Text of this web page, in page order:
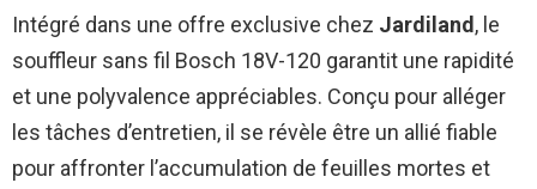
Intégré dans une offre exclusive chez Jardiland, le
souffleur sans fil Bosch 18V-120 garantit une rapidité
et une polyvalence appréciables. Conçu pour alléger
les tâches d’entretien, il se révèle être un allié fiable
pour affronter l’accumulation de feuilles mortes et